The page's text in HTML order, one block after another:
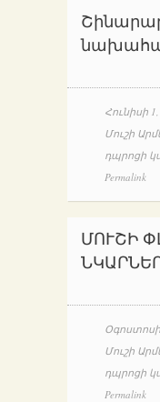
Հունիսի
Մուշի
դպրոցի
Permalink
ՄՈՒՇԻ
Օգոստոսի
Մուշի
դպրոցի
Permalink